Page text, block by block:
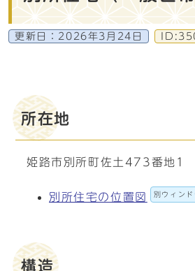
更新日： 2026年3月24日
所在地
姫路市別所町佐土473番地1
別所住宅の位置図 別ウィンド
構造